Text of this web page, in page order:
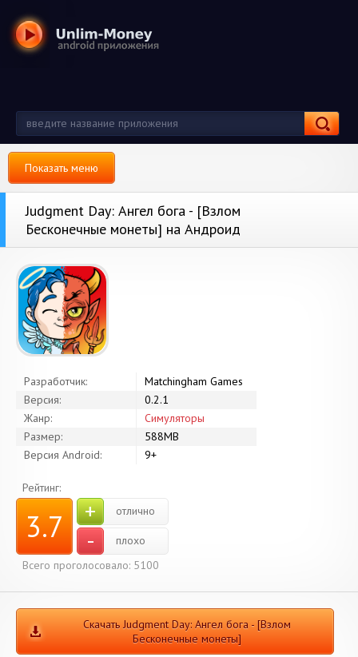
Показать меню
Judgment Day: Ангел бога - [Взлом
Бесконечные монеты] на Андроид
Разработчик:
Matchingham Games
Версия:
0.2.1
Жанр:
Симуляторы
Размер:
588MB
Версия Android:
9+
Рейтинг:
3.7 + отлично
-
плохо
Всего проголосовало: 5100
Скачать Judgment Day: Ангел бога - [Взлом
Бесконечные монеты]